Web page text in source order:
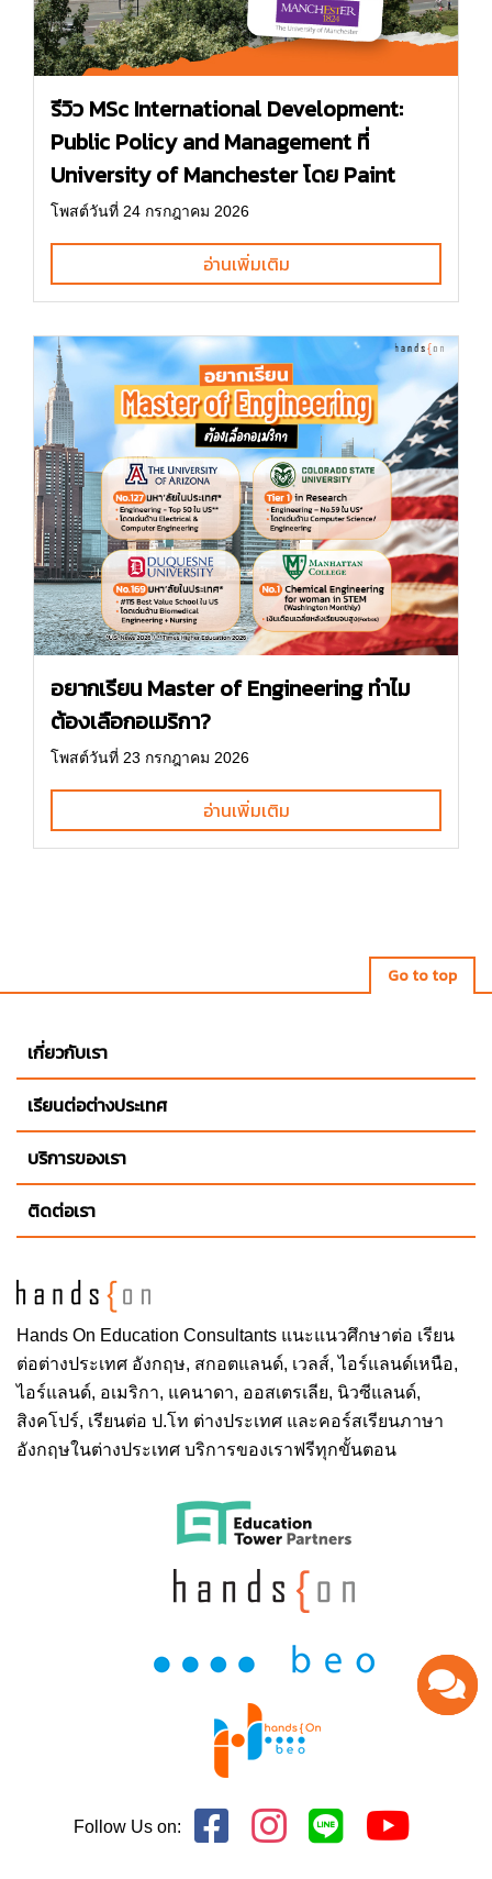
รีวิว MSc International Development:
Public Policy and Management ที่
University of Manchester โดย Paint
โพสต์วันที่ 24 กรกฎาคม 2026
อ่านเพิ่มเติม
อยากเรียน Master of Engineering ทำไม
ต้องเลือกอเมริกา?
โพสต์วันที่ 23 กรกฎาคม 2026
อ่านเพิ่มเติม
Go to top
Hands On Education Consultants แนะแนวศึกษาต่อ เรียน
ต่อต่างประเทศ อังกฤษ, สกอตแลนด์, เวลส์, ไอร์แลนด์เหนือ,
ไอร์แลนด์, อเมริกา, แคนาดา, ออสเตรเลีย, นิวซีแลนด์,
สิงคโปร์, เรียนต่อ ป.โท ต่างประเทศ และคอร์สเรียนภาษา
อังกฤษในต่างประเทศ บริการของเราฟรีทุกขั้นตอน
เกี่ยวกับเรา
เรียนต่อต่างประเทศ
บริการของเรา
ติดต่อเรา
Follow Us on: